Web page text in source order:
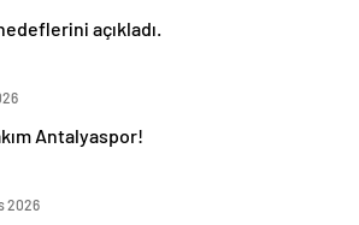
açıkladı.
Antalyaspor!
2026